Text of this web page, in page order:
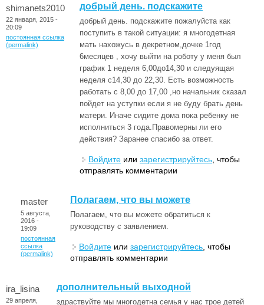
shimanets2010
22 января, 2015 -
20:09
постоянная ссылка
(permalink)
добрый день. подскажите
добрый день. подскажите пожалуйста как
поступить в такой ситуации: я многодетная
мать нахожусь в декретном,дочке 1год
6месяцев , хочу выйти на роботу у меня был
график 1 неделя 6,00до14,30 и следуящая
неделя с14,30 до 22,30. Есть возможность
работать с 8,00 до 17,00 ,но начальник сказал
пойдет на уступки если я не буду брать день
матери. Иначе сидите дома пока ребенку не
исполниться 3 года.Правомерны ли его
действия? Заранее спасибо за ответ.
Войдите или зарегистрируйтесь , чтобы
отправлять комментарии
master
5 августа,
2016 -
19:09
постоянная
ссылка
(permalink)
Полагаем, что вы можете
Полагаем, что вы можете обратиться к
руководству с заявлением.
Войдите или зарегистрируйтесь , чтобы
отправлять комментарии
ira_lisina
29 апреля,
дополнительный выходной
здраствуйте мы многодетна семья у нас трое детей